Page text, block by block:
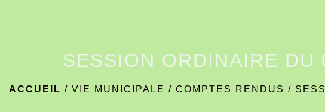
SESSION ORDINAIRE DU
ACCUEIL /VIE MUNICIPALE /COMPTES RENDUS /